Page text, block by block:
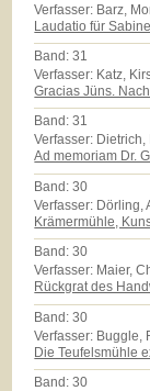
Verfasser: Barz,
Laudatio für
Band:31
Verfasser: Katz,
Gracias Jüns.
Band:31
Verfasser: Dietrich,
Ad memoriam Dr.
Band:30
Verfasser: Dörling,
Krämermühle,
Band:30
Verfasser: Maier,
Rückgrat des
Band:30
Verfasser: Buggle,
Die Teufelsmühle
Band:30